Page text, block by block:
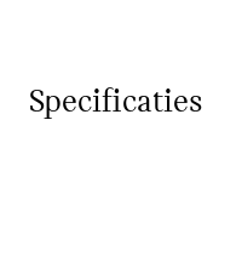
Specificaties